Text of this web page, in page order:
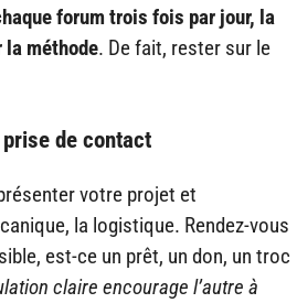
forum trois fois par jour, la
la méthode. De fait, rester sur le
de contact
votre projet et
la logistique. Rendez-vous
est-ce un prêt, un don, un troc
claire encourage l’autre à